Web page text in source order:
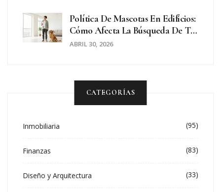
Política De Mascotas En Edificios:
Cómo Afecta La Búsqueda De Tu
Próximo Hogar
ABRIL 30, 2026
CATEGORÍAS
Inmobiliaria (95)
Finanzas (83)
Diseño y Arquitectura (33)